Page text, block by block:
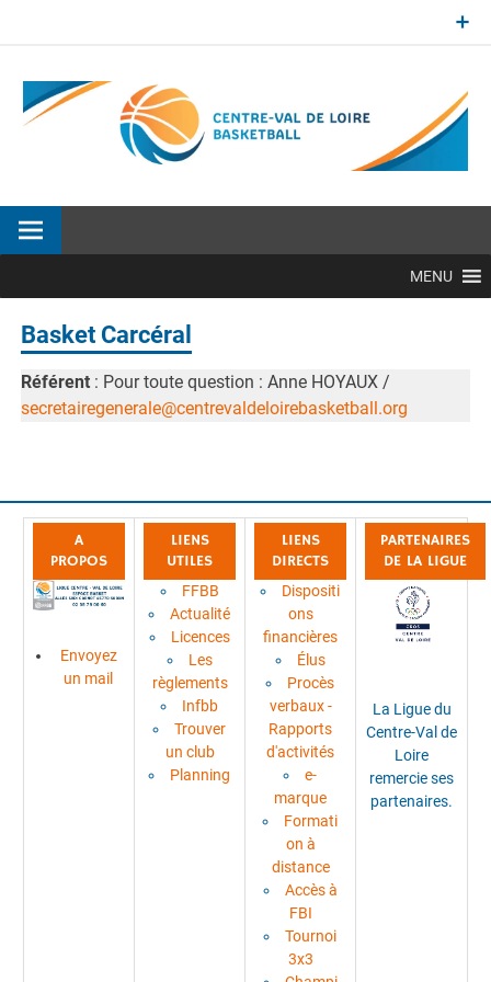
MENU
Basket Carcéral
Référent : Pour toute question : Anne HOYAUX /
secretairegenerale@centrevaldeloirebasketball.org
A
PROPOS
Envoyez
un mail
LIENS
UTILES
FFBB
Actualité
Licences
Les
règlements
Infbb
Trouver
un club
Planning
LIENS
DIRECTS
Dispositi
ons
financières
Élus
Procès
verbaux -
Rapports
d'activités
e-
marque
Formati
on à
distance
Accès à
FBI
Tournoi
3x3
PARTENAIRES
DE LA LIGUE
La Ligue du
Centre-Val de
Loire
remercie ses
partenaires.